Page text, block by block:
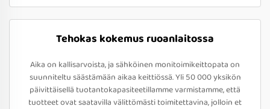
Tehokas kokemus ruoanlaitossa
Aika on kallisarvoista, ja sähköinen monitoimikeittopata on
suunniteltu säästämään aikaa keittiössä. Yli 50 000 yksikön
päivittäisellä tuotantokapasiteetillamme varmistamme, että
tuotteet ovat saatavilla välittömästi toimitettavina, jolloin et